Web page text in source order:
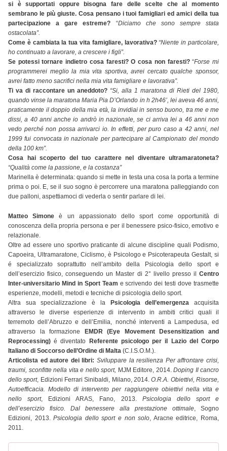
si è supportati oppure bisogna fare delle scelte che al momento
sembrano le più giuste. Cosa pensano i tuoi famigliari ed amici della tua
partecipazione a gare estreme? “Diciamo che sono sempre stata
ostacolata”.
Come è cambiata la tua vita famigliare, lavorativa? “Niente in particolare,
ho continuato a lavorare, a crescere i figli”.
Se potessi tornare indietro cosa faresti? O cosa non faresti?“Forse mi
programmerei meglio la mia vita sportiva, avrei cercato qualche sponsor,
avrei fatto meno sacrifici nella mia vita famigliare e lavorativa”.
Ti va di raccontare un aneddoto? “Si, alla 1 maratona di Rieti del 1980,
quando vinse la maratona Maria Pia D’Orlando in h 2h46’, lei aveva 46 anni,
praticamente il doppio della mia età, la invidiai in senso buono, tra me e me
dissi, a 40 anni anche io andrò in nazionale, se ci arriva lei a 46 anni non
vedo perché non possa arrivarci io. In effetti, per puro caso a 42 anni, nel
1999 fui convocata in nazionale per partecipare al Campionato del mondo
della 100 km”.
Cosa hai scoperto del tuo carattere nel diventare ultramaratoneta?
“Qualità come la passione, e la costanza”
Marinella è determinata: quando si mette in testa una cosa la porta a termine
prima o poi. E, se il suo sogno è percorrere una maratona palleggiando con
due palloni, aspettiamoci di vederla o sentir parlare di lei.
Matteo Simoneè un appassionato dello sport come opportunità di
conoscenza della propria persona e per il benessere psico-fisico, emotivo e
relazionale.
Oltre ad essere uno sportivo praticante di alcune discipline quali Podismo,
Capoeira, Ultramaratone, Ciclismo, è Psicologo e Psicoterapeuta Gestalt, si
é specializzato soprattutto nell’ambito della Psicologia dello sport e
dell’esercizio fisico, conseguendo un Master di 2° livello presso il Centro
Inter-universitario Mind in Sport Team e scrivendo dei testi dove trasmette
esperienze, modelli, metodi e tecniche di psicologia dello sport.
Altra sua specializzazione è laPsicologia dell’emergenza acquisita
attraverso le diverse esperienze di intervento in ambiti critici quali il
terremoto dell’Abruzzo e dell’Emilia, nonché interventi a Lampedusa, ed
attraverso la formazione EMDR (Eye Movement Desensitization and
Reprocessing) é diventato
Referente psicologo per il Lazio del Corpo
Italiano di Soccorso dell’Ordine di Malta (C.I.S.O.M.).
Articolista ed autore dei libri: Sviluppare la resilienza Per affrontare crisi,
traumi, sconfitte nella vita e nello sport, MJM Editore, 2014. Doping Il cancro
dello sport, Edizioni Ferrari Sinibaldi, Milano, 2014.O.R.A. Obiettivi, Risorse,
Autoefficacia. Modello di intervento per raggiungere obiettivi nella vita e
nello sport, Edizioni ARAS, Fano, 2013. Psicologia dello sport e
dell’esercizio fisico. Dal benessere alla prestazione ottimale, Sogno
Edizioni, 2013.Psicologia dello sport e non solo, Aracne editrice, Roma,
2011.